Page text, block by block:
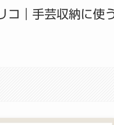
コ｜手芸収納に使